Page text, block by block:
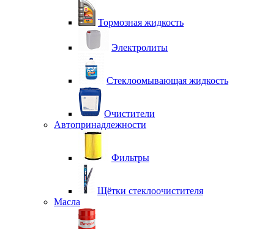
Тормозная жидкость
Электролиты
Стеклоомывающая жидкость
Очистители
Автопринадлежности
Фильтры
Щётки стеклоочистителя
Масла